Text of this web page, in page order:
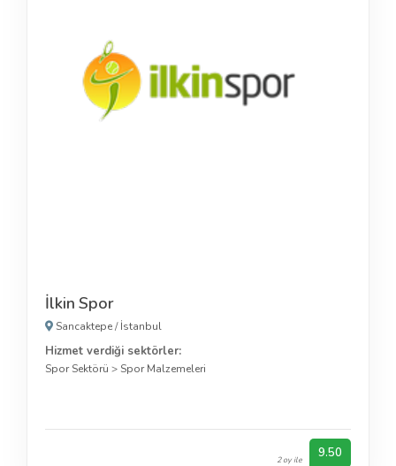
İlkin Spor
Sancaktepe/İstanbul
Hizmet verdiği sektörler:
Spor Sektörü > Spor Malzemeleri
2 oy ile 9.50